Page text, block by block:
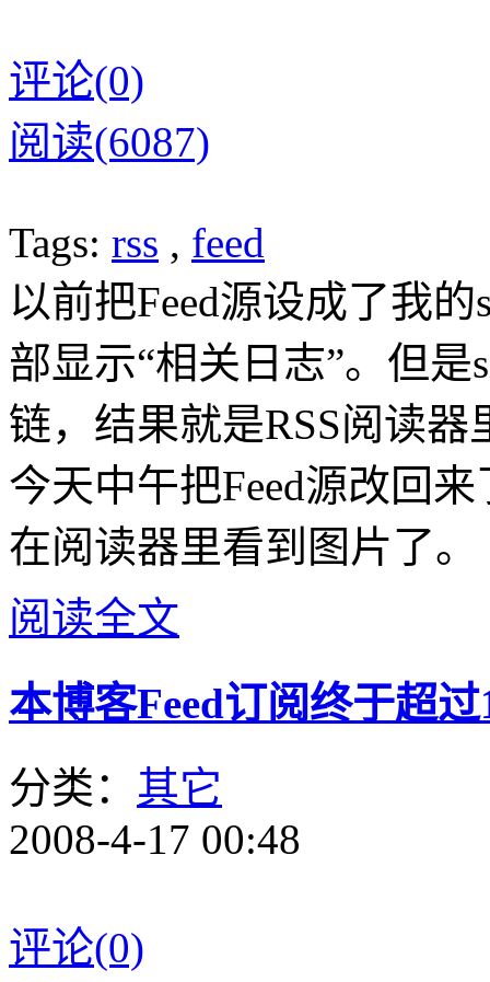
评论(0)
阅读(6087)
Tags: rss , feed
以前把Feed源设成了我
部显示“相关日志”。但
链，结果就是RSS阅读
今天中午把Feed源改回
在阅读器里看到图片了。
阅读全文
本博客Feed订阅终于超
分类： 其它
2008-4-17 00:48
评论(0)